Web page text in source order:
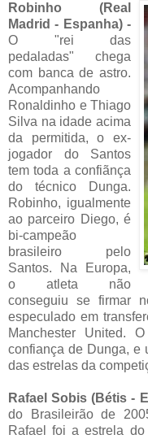
Robinho (Real
Madrid - Espanha) -
O "rei das
pedaladas" chega
com banca de astro.
Acompanhando
Ronaldinho e Thiago
Silva na idade acima
da permitida, o ex-
jogador do Santos
tem toda a confiãnça
do técnico Dunga.
Robinho, igualmente
ao parceiro Diego, é
bi-campeão
brasileiro pelo
Santos. Na Europa,
o atleta não
conseguiu se firmar
especulado em
Manchester United.
confiança de Dunga, e
das estrelas da
Rafael Sobis (Bétis -
do Brasileirão de
Rafael foi a estrela